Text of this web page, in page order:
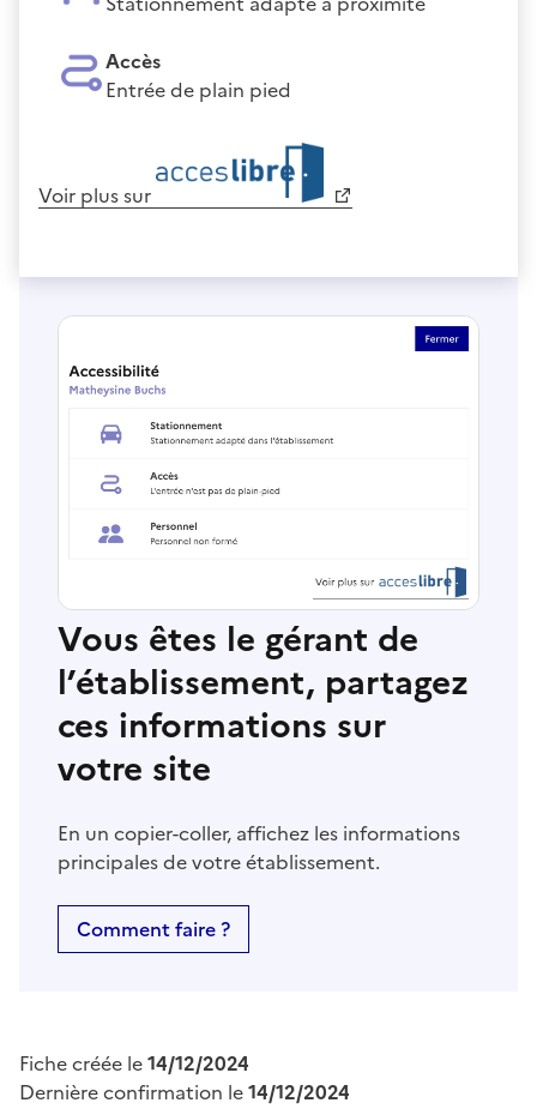
Accès
Entrée de plain pied
Voir plus sur
Vous êtes le gérant de
l’établissement, partagez
ces informations sur
votre site
En un copier-coller, affichez les informations
principales de votre établissement.
Comment faire ?
Fiche créée le14/12/2024
Dernière confirmation le14/12/2024